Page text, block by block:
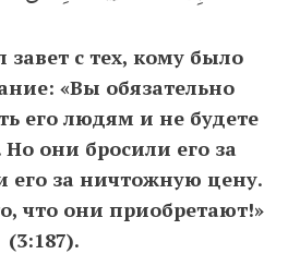
завет с тех, кому было
«Вы обязательно
его людям и не будете
Но они бросили его за
его за ничтожную цену.
что они приобретают!»
(3:187).